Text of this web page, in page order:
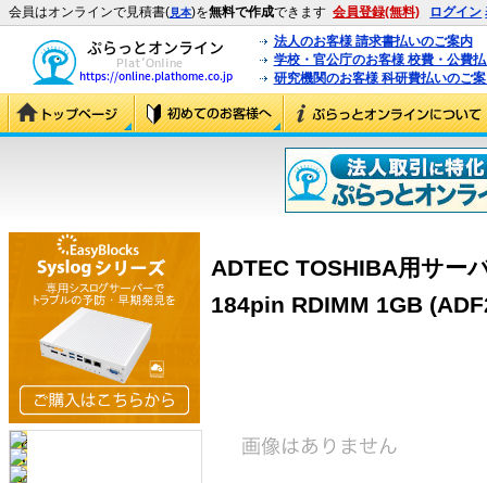
会員はオンラインで見積書(見本)を無料で作成できます 会員登録(無料) ログイン
法人のお客様 請求書払いのご案内
学校・官公庁のお客様 校費・公費
研究機関のお客様 科研費払いのご
ADTEC TOSHIBA用サー
184pin RDIMM 1GB